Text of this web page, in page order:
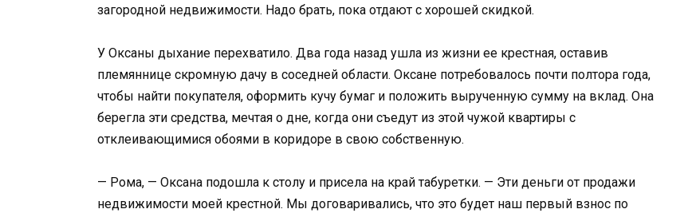
загородной недвижимости. Надо брать, пока отдают с хорошей скидкой.
У Оксаны дыхание перехватило. Два года назад ушла из жизни ее крестная, оставив
племяннице скромную дачу в соседней области. Оксане потребовалось почти полтора года,
чтобы найти покупателя, оформить кучу бумаг и положить вырученную сумму на вклад. Она
берегла эти средства, мечтая о дне, когда они съедут из этой чужой квартиры с
отклеивающимися обоями в коридоре в свою собственную.
— Рома, — Оксана подошла к столу и присела на край табуретки. — Эти деньги от продажи
недвижимости моей крестной. Мы договаривались, что это будет наш первый взнос по